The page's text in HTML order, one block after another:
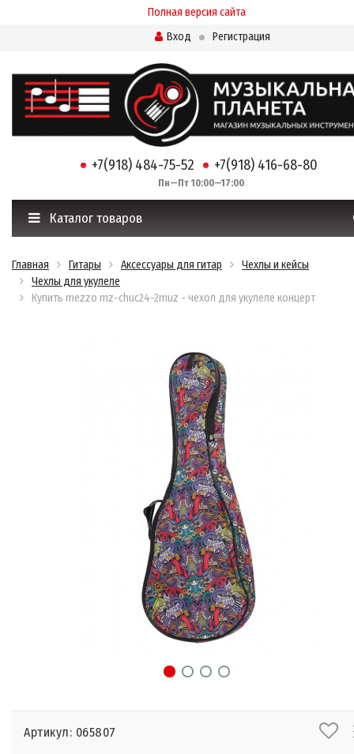
Полная версия сайта
Вход
Регистрация
+7(918) 484-75-52 +7(918) 416-68-80
Пн—Пт 10:00—17:00
Каталог товаров
Главная Гитары Аксессуары для гитар
Чехлы и кейсы
Чехлы для укулеле
Купить mezzo mz-chuc24-2muz - чехол для укулеле концерт
Артикул: 065807